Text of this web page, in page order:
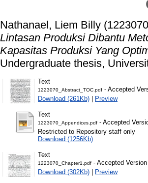
Nathanael, Liem Billy
Lintasan Produksi Dibantu
Kapasitas Produksi Yang
Undergraduate thesis,
Text
1223070_Abstract_TOC.pdf - Accepted
Download (261Kb) | Preview
Text
1223070_Appendices.pdf - Accepted
Restricted to Repository staff only
Download (1256Kb)
Text
1223070_Chapter1.pdf - Accepted Version
Download (302Kb) | Preview